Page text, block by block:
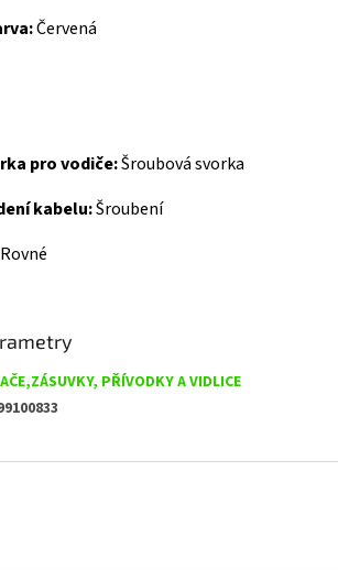
Červená
pro vodiče:Šroubová svorka
kabelu:Šroubení
Rovné
PŘÍVODKY A VIDLICE